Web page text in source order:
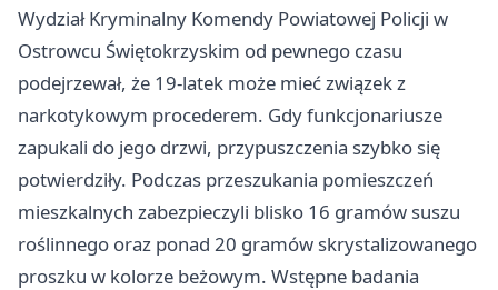
Wydział Kryminalny Komendy Powiatowej Policji w
Ostrowcu Świętokrzyskim od pewnego czasu
podejrzewał, że 19-latek może mieć związek z
narkotykowym procederem. Gdy funkcjonariusze
zapukali do jego drzwi, przypuszczenia szybko się
potwierdziły. Podczas przeszukania pomieszczeń
mieszkalnych zabezpieczyli blisko 16 gramów suszu
roślinnego oraz ponad 20 gramów skrystalizowanego
proszku w kolorze beżowym. Wstępne badania